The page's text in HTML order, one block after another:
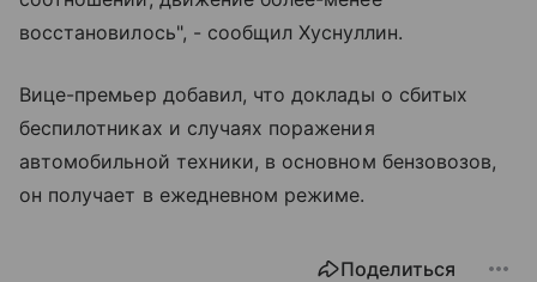
восстановилось", - сообщил Хуснуллин.
Вице-премьер добавил, что доклады о сбитых
беспилотниках и случаях поражения
автомобильной техники, в основном бензовозов,
он получает в ежедневном режиме.
Поделиться